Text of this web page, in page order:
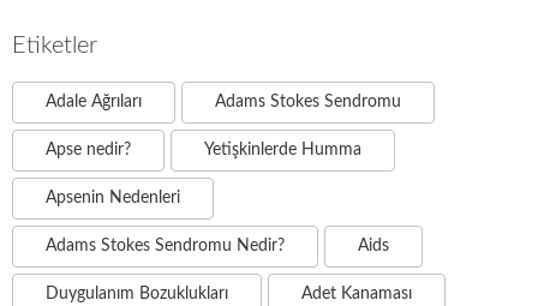
Etiketler
Adale Ağrıları Adams Stokes Sendromu
Apse nedir? Yetişkinlerde Humma
Apsenin Nedenleri
Adams Stokes Sendromu Nedir? Aids
Duygulanım Bozuklukları Adet Kanaması